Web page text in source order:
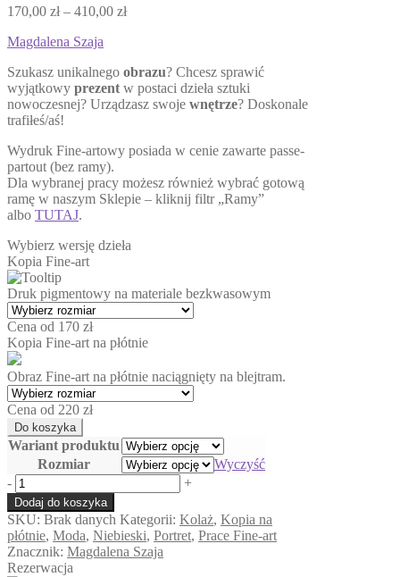
170,00 zł – 410,00 złZakres
do
410,00 zł
Magdalena Szaja
Szukasz unikalnego obrazu? Chcesz sprawić
wyjątkowy prezentw postaci dzieła sztuki
nowoczesnej? Urządzasz swoje wnętrze? Doskonale
trafiłeś/aś!
Wydruk Fine-artowy posiada w cenie zawarte passe-
partout (bez ramy).
Dla wybranej pracy możesz również wybrać gotową
ramę w naszym Sklepie – kliknij filtr „Ramy”
albo TUTAJ.
Wybierz wersję dzieła
Kopia Fine-art
Druk pigmentowy na materiale bezkwasowym
Cena od 170 zł
Kopia Fine-art na płótnie
Obraz Fine-art na płótnie naciągnięty na blejtram.
Cena od 220 zł
Wariant produktu
Rozmiar
Wyczyść
ilość
Potwarz
#4
- +
Dodaj do koszyka
SKU: Brak danych Kategorii: Kolaż, Kopia na
płótnie, Moda, Niebieski, Portret, Prace Fine-art
Znacznik: Magdalena Szaja
Rezerwacja